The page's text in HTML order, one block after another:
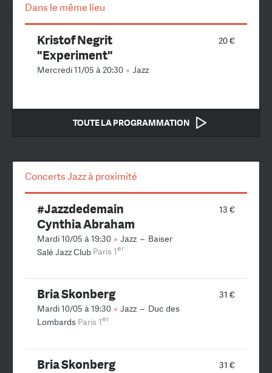
Dans le même lieu
20 €
Kristof Negrit
"Experiment"
Mercredi 11/05 à 20:30 Jazz
TOUTE LA PROGRAMMATION
Concerts Jazz à proximité
13 €
#Jazzdedemain
Cynthia Abraham
Mardi 10/05 à 19:30 Jazz – Baiser
Salé Jazz Club Paris 1er
31 €
Bria Skonberg
Mardi 10/05 à 19:30 Jazz – Duc des
Lombards Paris 1er
31 €
Bria Skonberg